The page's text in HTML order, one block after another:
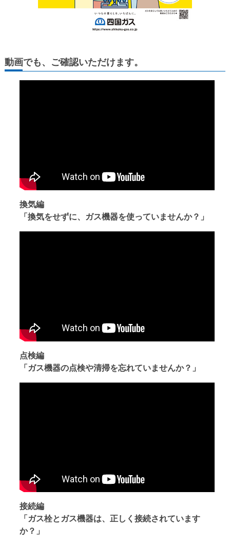
動画でも、ご確認いただけます。
換気編
「換気をせずに、ガス機器を使っていませんか？」
点検編
「ガス機器の点検や清掃を忘れていませんか？」
接続編
「ガス栓とガス機器は、正しく接続されています
か？」